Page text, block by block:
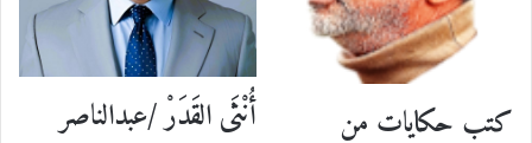
كتب حكايات من
أُنْثَى القَدَرْ /عبدالناصر